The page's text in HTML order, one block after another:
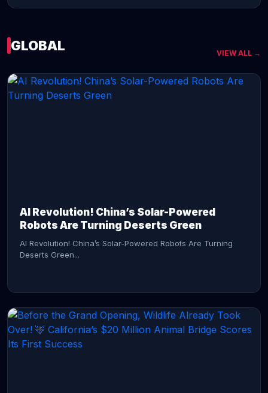
GLOBAL VIEW ALL →
AI Revolution! China’s Solar-Powered
Robots Are Turning Deserts Green
AI Revolution! China’s Solar-Powered Robots Are Turning
Deserts Green...